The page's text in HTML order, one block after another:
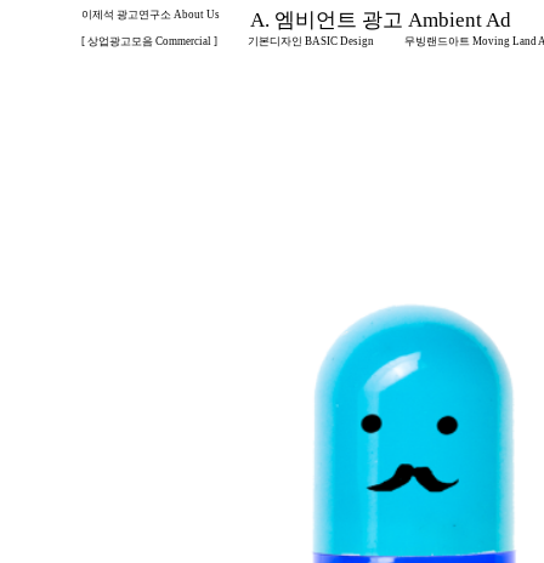
이제석 광고연구소 About Us A. 엠비언트 광고 Ambient Ad
[ 상업광고모음 Commercial ] 기본디자인 BASIC Design 무빙랜드아트 Moving Land